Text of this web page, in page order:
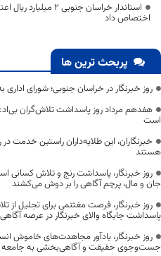
استاندار خراسان
اختصاص داد
پربحث ترین ها
روز خبرنگار در خراسان جنوبی؛ شورای اداری
هفدهم مرداد روز پاسداشت تلاش‌گران
است
خبرنگاران، این طلایه‌داران راستین خدمت
هستند
روز خبرنگار، پاسداشت رنج و تلاش کسانی
جان و مال، پرچم آگاهی را بر دوش می‌کشند
روز خبرنگار، فرصت مغتنمی برای تجلیل از
پاسداشت جایگاه والای خبرنگار در عرصه
روز خبرنگار، یادآور مجاهدت‌های خاموش
جست‌وجوی حقیقت و آگاهی‌بخشی به جامعه